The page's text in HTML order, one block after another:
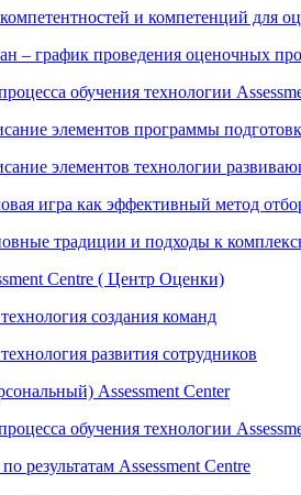
и компетенций для
– график проведения оценочных
обучения технологии
элементов программы
элементов технологии
игра как эффективный метод
традиции и подходы к
Centre ( Центр Оценки)
создания команд
развития сотрудников
Assessment Center
обучения технологии
результатам Assessment Centre